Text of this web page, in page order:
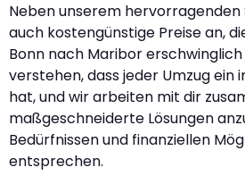
Neben unserem
auch kostengünstige Preise an,
Bonn nach Maribor
verstehen, dass jeder Umzug ein
hat, und wir arbeiten mit dir
maßgeschneiderte Lösungen
Bedürfnissen und finanziellen
entsprechen.